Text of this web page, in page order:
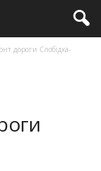
дороги Слобідка-